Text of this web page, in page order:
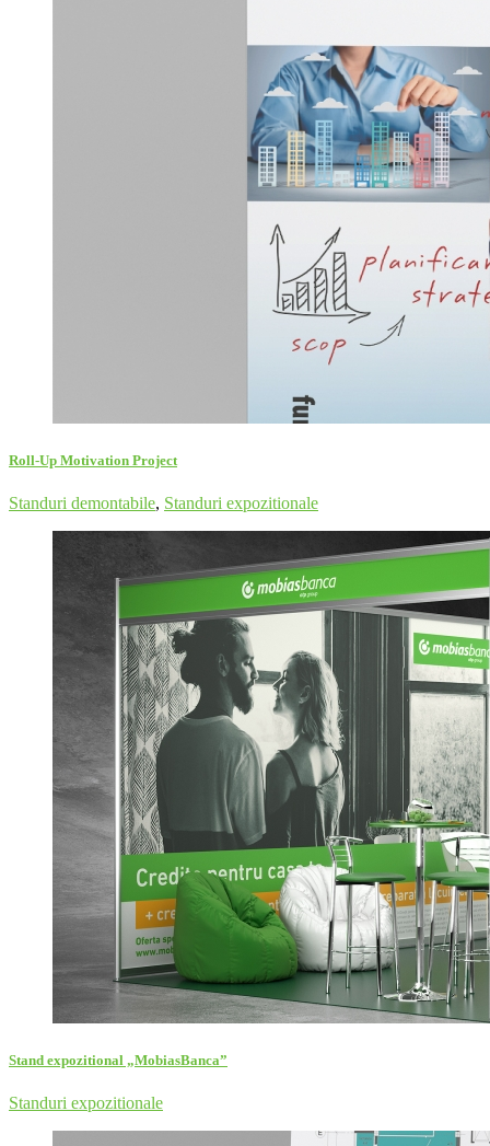
Roll-Up Motivation Project
Standuri demontabile, Standuri expozitionale
Stand expozitional „MobiasBanca”
Standuri expozitionale